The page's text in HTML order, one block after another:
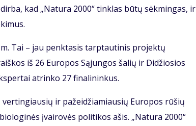
kad „Natura 2000“ tinklas būtų sėkmingas, ir
Tai – jau penktasis tarptautinis projektų
iš 26 Europos Sąjungos šalių ir Didžiosios
atrinko 27 finalininkus.
ir pažeidžiamiausių Europos rūšių
įvairovės politikos ašis. „Natura 2000“